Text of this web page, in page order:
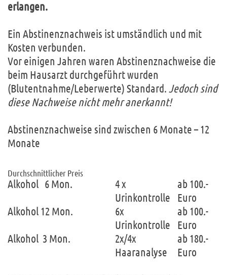
erlangen.
Ein Abstinenznachweis ist umständlich und mit
Kosten verbunden.
Vor einigen Jahren waren Abstinenznachweise die
beim Hausarzt durchgeführt wurden
(Blutentnahme/Leberwerte) Standard. Jedoch sind
diese Nachweise nicht mehr anerkannt!
Abstinenznachweise sind zwischen 6 Monate – 12
Monate
Durchschnittlicher Preis
Alkohol 6 Mon.
4 x
Urinkontrolle
ab 100.-
Euro
Alkohol 12 Mon.
6x
Urinkontrolle
ab 100.-
Euro
Alkohol 3 Mon.
2x/4x
Haaranalyse
ab 180.-
Euro